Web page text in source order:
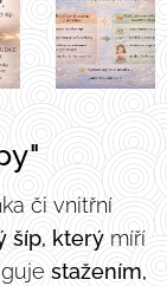
či vnitřní
šíp, který míří
stažením,